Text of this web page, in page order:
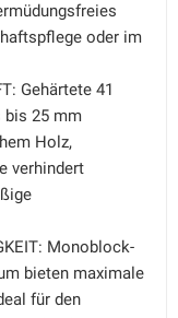
oder im
Gehärtete 41
bis 25 mm
Holz,
verhindert
Monoblock-
bieten maximale
für den